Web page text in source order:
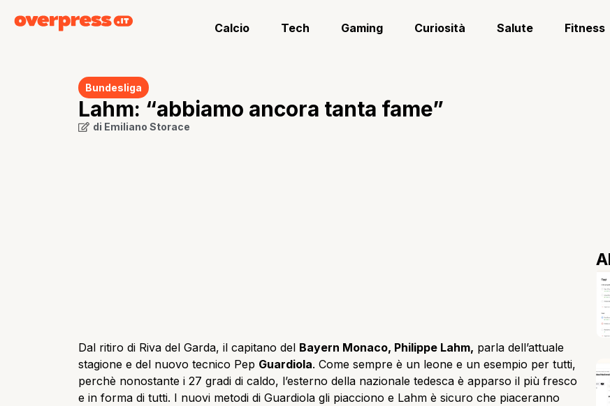
Calcio Tech Gaming Curiosità Salute Fitness
Bundesliga
Lahm: “abbiamo ancora tanta fame”
di Emiliano Storace
Dal ritiro di Riva del Garda, il capitano del Bayern Monaco, Philippe Lahm, parla dell’attuale
stagione e del nuovo tecnico Pep Guardiola. Come sempre è un leone e un esempio per tutti,
perchè nonostante i 27 gradi di caldo, l’esterno della nazionale tedesca è apparso il più fresco
e in forma di tutti. I nuovi metodi di Guardiola gli piacciono e Lahm è sicuro che piaceranno